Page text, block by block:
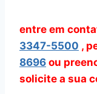
entre em
3347-5500 ,
8696 ou
solicite a sua